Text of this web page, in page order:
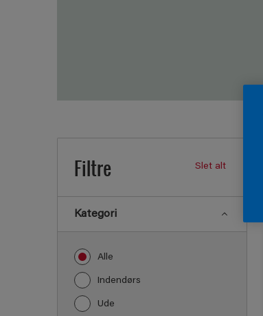
Filtre Slet alt
Kategori
Alle
Indendørs
Ude